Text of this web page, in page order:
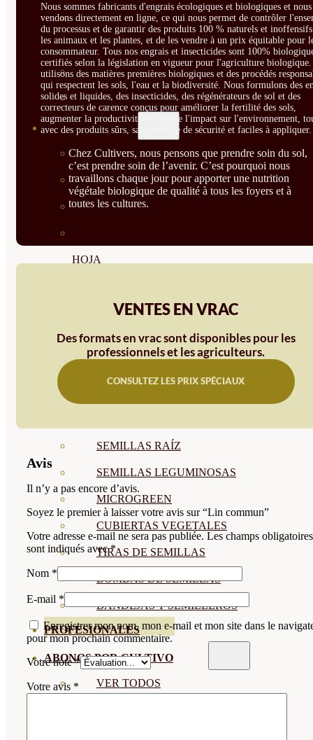
PROTECCIÓN CULTIVOS Y
PLANTAS
PLANTAS INTERIOR
GROWPUNCH
SEMILLAS
VER TODAS
BIODINÁMICAS DEMETER
HORTALIZA FRUTO
HOJA
SEMILLAS FLORES
SEMILLAS FLORES
SEMILLAS RAÍZ
SEMILLAS LEGUMINOSAS
MICROGREEN
CUBIERTAS VEGETALES
TIRAS DE SEMILLAS
BOMBAS DE SEMILLAS
BANDEJAS Y SEMILLEROS
PROFESIONALES
ABONOS POR CULTIVO
VER TODOS
Nous sommes fabricants d'engrais écologiques et biologiques et nous
vendons directement en ligne, ce qui nous permet de contrôler
du processus et de garantir des produits 100 % naturels et
les animaux et les plantes, et de les vendre à un prix équitable pour
consommateur. Tous nos engrais et insecticides sont 100%
certifiés selon la législation en vigueur pour l'agriculture biologique.
utilisons des matières premières biologiques et des procédés
qui respectent les sols, l'eau et la biodiversité. Nous formulons des
solides et liquides, des insecticides, des régénérateurs de sol et des
correcteurs de carence conçus pour améliorer la fertilité des sols,
augmenter la productivité et réduire l'impact sur l'environnement,
avec des produits sûrs, sans période de sécurité et faciles à appliquer.
Chez Cultivers, nous pensons que prendre soin du sol,
c’est prendre soin de l’avenir. C’est pourquoi nous
travaillons chaque jour pour apporter une nutrition
végétale biologique de qualité à tous les foyers et à
toutes les cultures.
VENTES EN VRAC
Des formats en vrac sont disponibles pour les
professionnels et les agriculteurs.
CONSULTEZ LES PRIX SPÉCIAUX
Avis
Il n’y a pas encore d’avis.
Soyez le premier à laisser votre avis sur “Lin commun”
Votre adresse e-mail ne sera pas publiée. Les champs obligatoires
sont indiqués avec*
Nom *
E-mail *
Enregistrer mon nom, mon e-mail et mon site dans le
pour mon prochain commentaire.
Votre note*
Votre avis *